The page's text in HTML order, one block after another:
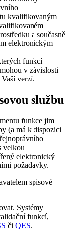
kvalifikovaným
a současně
elektronickým
funkcí
v závislosti
verzí.
službu
funkce jím
(a má k dispozici
velkou
elektronický
požadavky.
spisové
Systémy
funkcí,
či QES.